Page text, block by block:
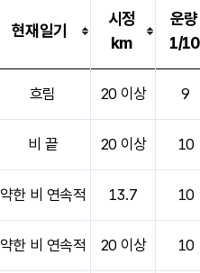
현재일기
시정
km
운량
1/10
흐림 20 이상 9
비 끝 20 이상 10
약한 비 연속적 13.7 10
약한 비 연속적 20 이상 10